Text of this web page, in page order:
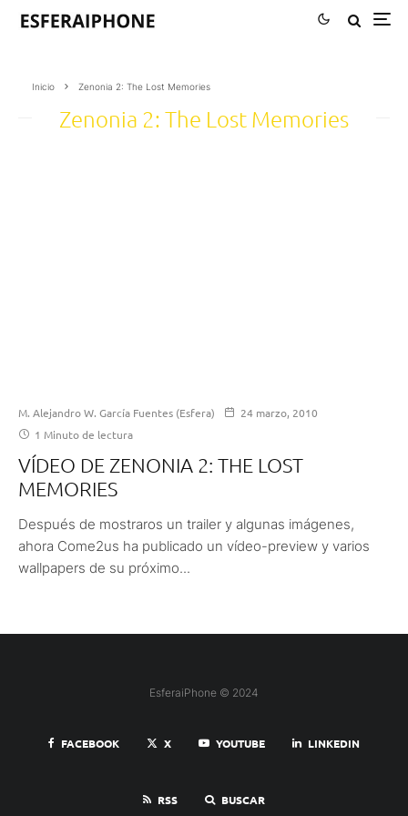
Inicio Zenonia 2: The Lost Memories
Zenonia 2: The Lost Memories
M. Alejandro W. García Fuentes (Esfera)
24 marzo, 2010
1 Minuto de lectura
VÍDEO DE ZENONIA 2: THE LOST
MEMORIES
Después de mostraros un trailer y algunas imágenes,
ahora Come2us ha publicado un vídeo-preview y varios
wallpapers de su próximo...
EsferaiPhone © 2024
FACEBOOK X YOUTUBE LINKEDIN
RSS BUSCAR